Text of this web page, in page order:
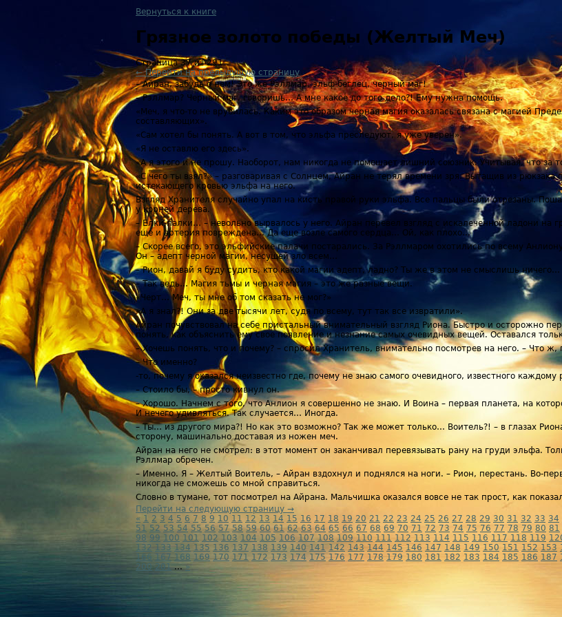
Вернуться к книге
Грязное золото победы (Желтый Меч)
Страница 37 из 291
← Перейти на предыдущую страницу
– Айран, забудь о нем! Это же Рэллмар, эльф-беглец, черный маг!
– Рэллмар? Черный маг, говоришь… А мне какое до того дело?! Ему нужна помощь.
«Меч, я что-то не врубилась. Каким это образом черная магия оказалась связана с магией
составляющих».
«Сам хотел бы понять. А вот в том, что эльфа преследуют, я уже уверен».
«Я не оставлю его здесь».
«А я этого и не прошу. Наоборот, нам никогда не помешает лишний союзник. Учитывая, что за
«С чего ты взял?» – разговаривая с Солнцем, Айран не терял времени зря. Вытащив из
истекающего кровью эльфа на него.
Взгляд Хранителя случайно упал на кисть правой руки эльфа. Все пальцы были отрезаны.
у корней дерева.
– Елки-палки… – невольно вырвалось у него. Айран перевел взгляд с искалеченной ладони на
еще и артерия повреждена… Да еще возле самого сердца… Ой, как плохо…
– Скорее всего, это эльфийские палачи постарались. За Рэллмаром охотились по всему
Он – адепт черной магии, несущей зло всем…
– Рион, давай я буду судить, кто какой магии адепт, ладно? Ты же в этом не смыслишь
– Так ведь… Магия тьмы и черная магия – это же разные вещи.
«Черт… Меч, ты мне об том сказать не мог?»
«А я знал?! Они за две тысячи лет, судя по всему, тут так все извратили».
Айран почувствовал на себе пристальный внимательный взгляд Риона. Быстро и осторожно
понять, как объяснить ему свое появление и незнание самых очевидных вещей. Оставался
– Хочешь понять, что и почему? – спросил Хранитель, внимательно посмотрев на него. – Что ж,
– Что именно?
-то, почему я оказался неизвестно где, почему не знаю самого очевидного, известного
– Стоило бы, – просто кивнул он.
– Хорошо. Начнем с того, что Анлион я совершенно не знаю. И Воина – первая планета, на
И нечего удивляться. Так случается… Иногда.
– Ты… из другого мира?! Но как это возможно? Так же может только… Воитель?! – в глазах
сторону, машинально доставая из ножен меч.
Айран на него не смотрел: в этот момент он заканчивал перевязывать рану на груди эльфа.
Рэллмар обречен.
– Именно. Я – Желтый Воитель, – Айран вздохнул и поднялся на ноги. – Рион, перестань. Во-
никогда не сможешь со мной справиться.
Словно в тумане, тот посмотрел на Айрана. Мальчишка оказался вовсе не так прост, как
Перейти на следующую страницу →
« 1 2 3 4 5 6 7 8 9 10 11 12 13 14 15 16 17 18 19 20 21 22 23 24 25 26 27 28 29 30 31 32 33 34
51 52 53 54 55 56 57 58 59 60 61 62 63 64 65 66 67 68 69 70 71 72 73 74 75 76 77 78 79 80 81
98 99 100 101 102 103 104 105 106 107 108 109 110 111 112 113 114 115 116 117 118 119
132 133 134 135 136 137 138 139 140 141 142 143 144 145 146 147 148 149 150 151 152 153
166 167 168 169 170 171 172 173 174 175 176 177 178 179 180 181 182 183 184 185 186 187
200 201...»